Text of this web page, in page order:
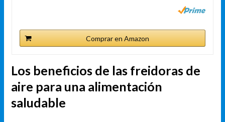
Comprar en Amazon
Los beneficios de las freidoras de
aire para una alimentación
saludable